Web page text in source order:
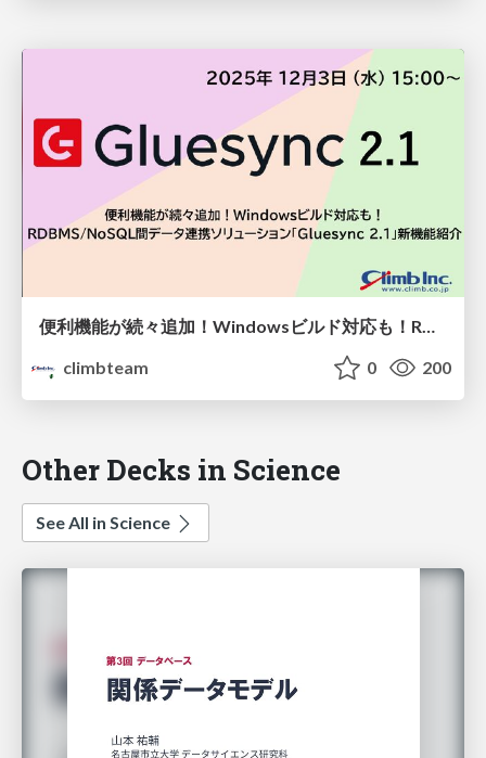
便利機能が続々追加！Windowsビルド対応も！RDBMS/NoSQL間のデータ連携ソリューション「Gluesync 2.1」新機能紹介
climbteam
0 200
Other Decks in Science
See All in Science